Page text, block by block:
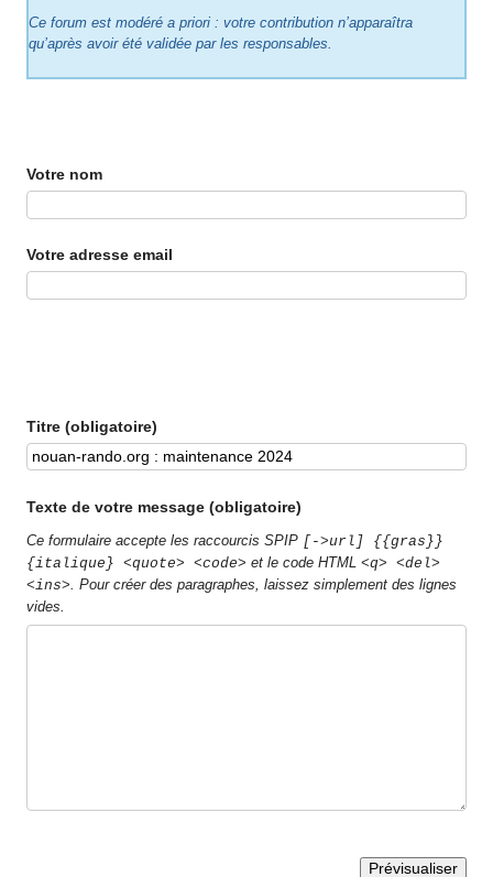
Ce forum est modéré a priori : votre contribution n’apparaîtra
qu’après avoir été validée par les responsables.
Votre nom
Votre adresse email
Titre (obligatoire)
Texte de votre message (obligatoire)
Ce formulaire accepte les raccourcis SPIP [->url] {{gras}}
{italique} <quote> <code> et le code HTML<q> <del>
<ins>. Pour créer des paragraphes, laissez simplement des lignes
vides.